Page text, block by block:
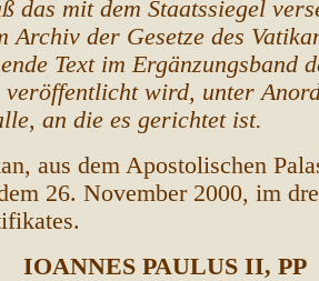
das mit dem Staatssiegel
Archiv der Gesetze des
Text im Ergänzungsband
veröffentlicht wird, unter
an die es gerichtet ist.
aus dem Apostolischen
26. November 2000, im
IOANNES PAULUS II, PP